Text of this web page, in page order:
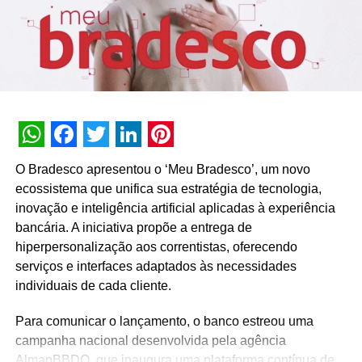
melhores que as daquele outro guaraná.
TÓPICOS RELACIONADOS: DESTAQUE
A SEGUIR
Nestlé lança “Moça Mini” novo “Mocinha” em
NÃO PERCA
PUMA e Neymar lançam nova chuteira FUTURE Z
Spectra
WhatsApp
Facebook
Twitter
LinkedIn
Pinterest
O Bradesco apresentou o ‘Meu Bradesco’, um novo
ecossistema que unifica sua estratégia de tecnologia,
inovação e inteligência artificial aplicadas à experiência
bancária. A iniciativa propõe a entrega de
hiperpersonalização aos correntistas, oferecendo
serviços e interfaces adaptados às necessidades
individuais de cada cliente.
Para comunicar o lançamento, o banco estreou uma
campanha nacional desenvolvida pela agência